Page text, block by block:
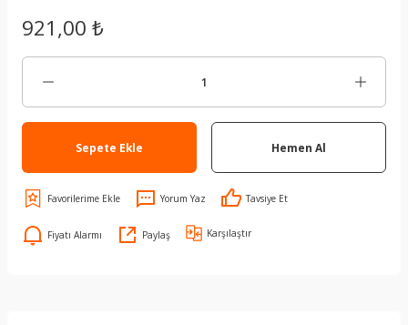
921,00 ₺
Sepete Ekle Hemen Al
Yorum Yaz Tavsiye Et
Fiyatı Alarmı Paylaş Karşılaştır